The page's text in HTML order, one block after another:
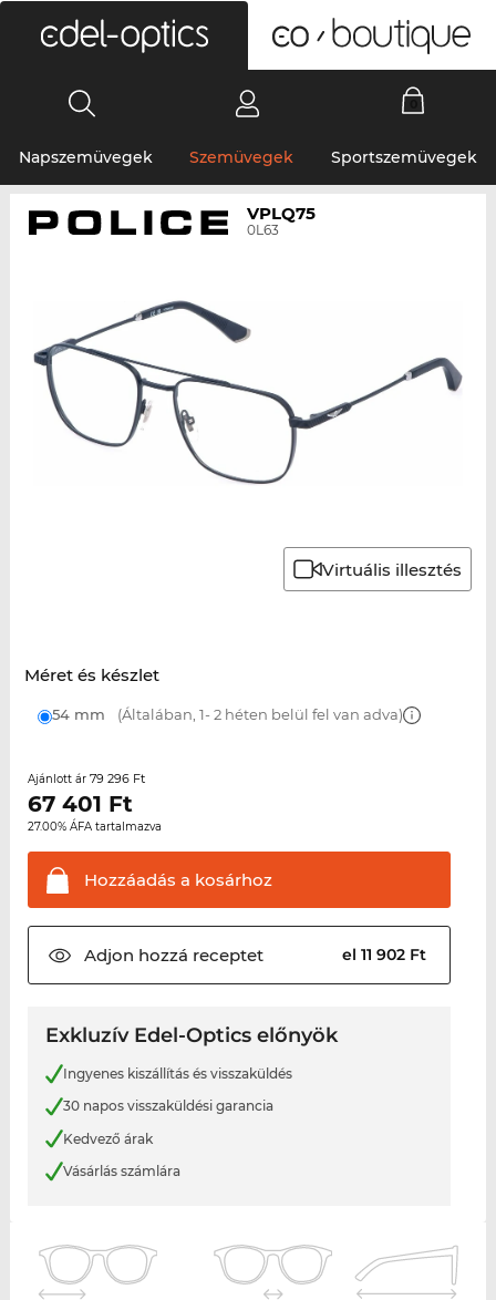
Napszemüvegek Szemüvegek Sportszemüvegek
VPLQ75
0L63
Virtuális illesztés
Méret és készlet
54 mm (Általában, 1- 2 héten belül fel van adva)
Ajánlott ár 79 296 Ft
67 401 Ft
27.00% ÁFA tartalmazva
Hozzáadás a kosárhoz
Adjon hozzá receptet el 11 902 Ft
Exkluzív Edel-Optics előnyök
Ingyenes kiszállítás és visszaküldés
30 napos visszaküldési garancia
Kedvező árak
Vásárlás számlára